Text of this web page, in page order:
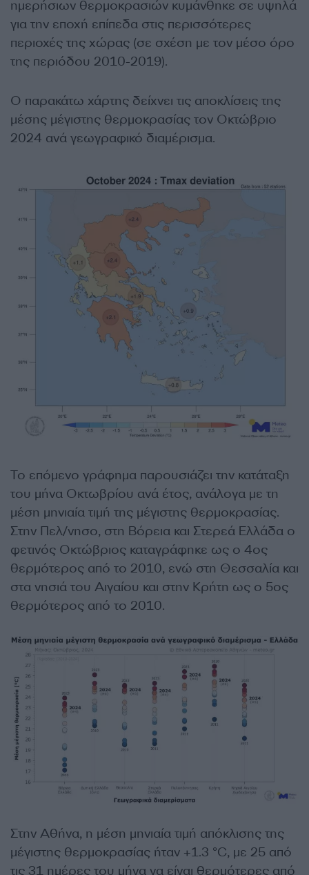
ημερήσιων θερμοκρασιών κυμάνθηκε σε υψηλά
για την εποχή επίπεδα στις περισσότερες
περιοχές της χώρας (σε σχέση με τον μέσο όρο
της περιόδου 2010-2019).
Ο παρακάτω χάρτης δείχνει τις αποκλίσεις της
μέσης μέγιστης θερμοκρασίας τον Οκτώβριο
2024 ανά γεωγραφικό διαμέρισμα.
Το επόμενο γράφημα παρουσιάζει την κατάταξη
του μήνα Οκτωβρίου ανά έτος, ανάλογα με τη
μέση μηνιαία τιμή της μέγιστης θερμοκρασίας.
Στην Πελ/νησο, στη Βόρεια και Στερεά Ελλάδα ο
φετινός Οκτώβριος καταγράφηκε ως ο 4ος
θερμότερος από το 2010, ενώ στη Θεσσαλία και
στα νησιά του Αιγαίου και στην Κρήτη ως ο 5ος
θερμότερος από το 2010.
Στην Αθήνα, η μέση μηνιαία τιμή απόκλισης της
μέγιστης θερμοκρασίας ήταν +1.3 °C, με 25 από
τις 31 ημέρες του μήνα να είναι θερμότερες από